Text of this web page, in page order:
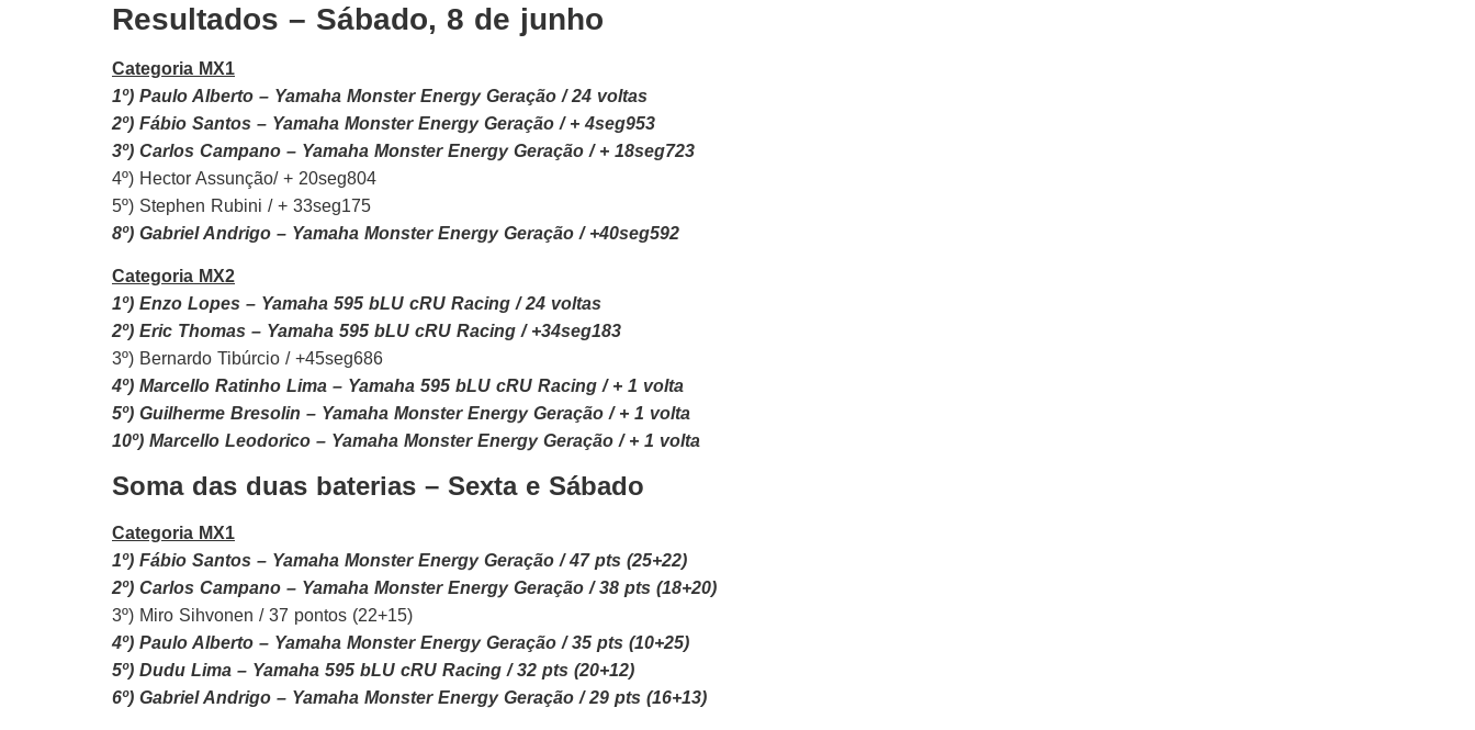
Resultados – Sábado, 8 de junho
Categoria MX1
1º) Paulo Alberto – Yamaha Monster Energy Geração / 24 voltas
2º) Fábio Santos – Yamaha Monster Energy Geração / + 4seg953
3º) Carlos Campano – Yamaha Monster Energy Geração / + 18seg723
4º) Hector Assunção/ + 20seg804
5º) Stephen Rubini / + 33seg175
8º) Gabriel Andrigo – Yamaha Monster Energy Geração / +40seg592
Categoria MX2
1º) Enzo Lopes – Yamaha 595 bLU cRU Racing / 24 voltas
2º) Eric Thomas – Yamaha 595 bLU cRU Racing / +34seg183
3º) Bernardo Tibúrcio / +45seg686
4º) Marcello Ratinho Lima – Yamaha 595 bLU cRU Racing / + 1 volta
5º) Guilherme Bresolin – Yamaha Monster Energy Geração / + 1 volta
10º) Marcello Leodorico – Yamaha Monster Energy Geração / + 1 volta
Soma das duas baterias – Sexta e Sábado
Categoria MX1
1º) Fábio Santos – Yamaha Monster Energy Geração / 47 pts (25+22)
2º) Carlos Campano – Yamaha Monster Energy Geração / 38 pts (18+20)
3º) Miro Sihvonen / 37 pontos (22+15)
4º) Paulo Alberto – Yamaha Monster Energy Geração / 35 pts (10+25)
5º) Dudu Lima – Yamaha 595 bLU cRU Racing / 32 pts (20+12)
6º) Gabriel Andrigo – Yamaha Monster Energy Geração / 29 pts (16+13)